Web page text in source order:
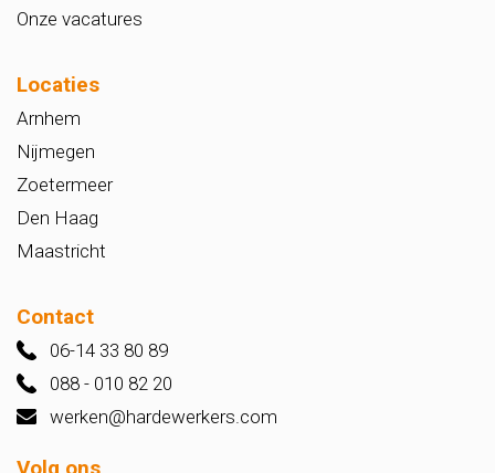
Onze vacatures
Locaties
Arnhem
Nijmegen
Zoetermeer
Den Haag
Maastricht
Contact
06-14 33 80 89
088 - 010 82 20
werken@hardewerkers.com
Volg ons